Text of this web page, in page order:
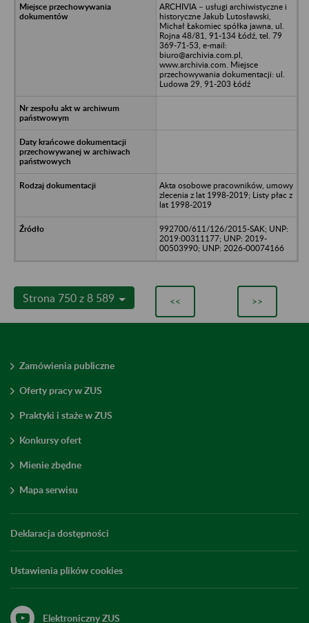
ARCHIVIA – usługi archiwistyczne i
historyczne Jakub Lutosławski,
Michał Łakomiec spółka jawna, ul.
Rojna 48/81, 91-134 Łódź, tel. 79
369-71-53, e-mail:
biuro@archivia.com.pl,
www.archivia.com. Miejsce
przechowywania dokumentacji: ul.
Ludowa 29, 91-203 Łódź
Akta osobowe pracowników, umowy
zlecenia z lat 1998-2019; Listy płac z
lat 1998-2019
992700/611/126/2015-SAK; UNP:
2019:00311177; UNP: 2019-
00503990; UNP: 2026-00074166
Strona 750 z 8 589 << >>
Zamówienia publiczne
Oferty pracy w ZUS
Praktyki i staże w ZUS
Konkursy ofert
Mienie zbędne
Mapa serwisu
Deklaracja dostępności
Ustawienia plików cookies
Elektroniczny ZUS